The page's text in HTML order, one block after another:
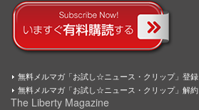
無料メルマガ「お試し☆ニュース・クリップ」登録
無料メルマガ「お試し☆ニュース・クリップ」解約
The Liberty Magazine